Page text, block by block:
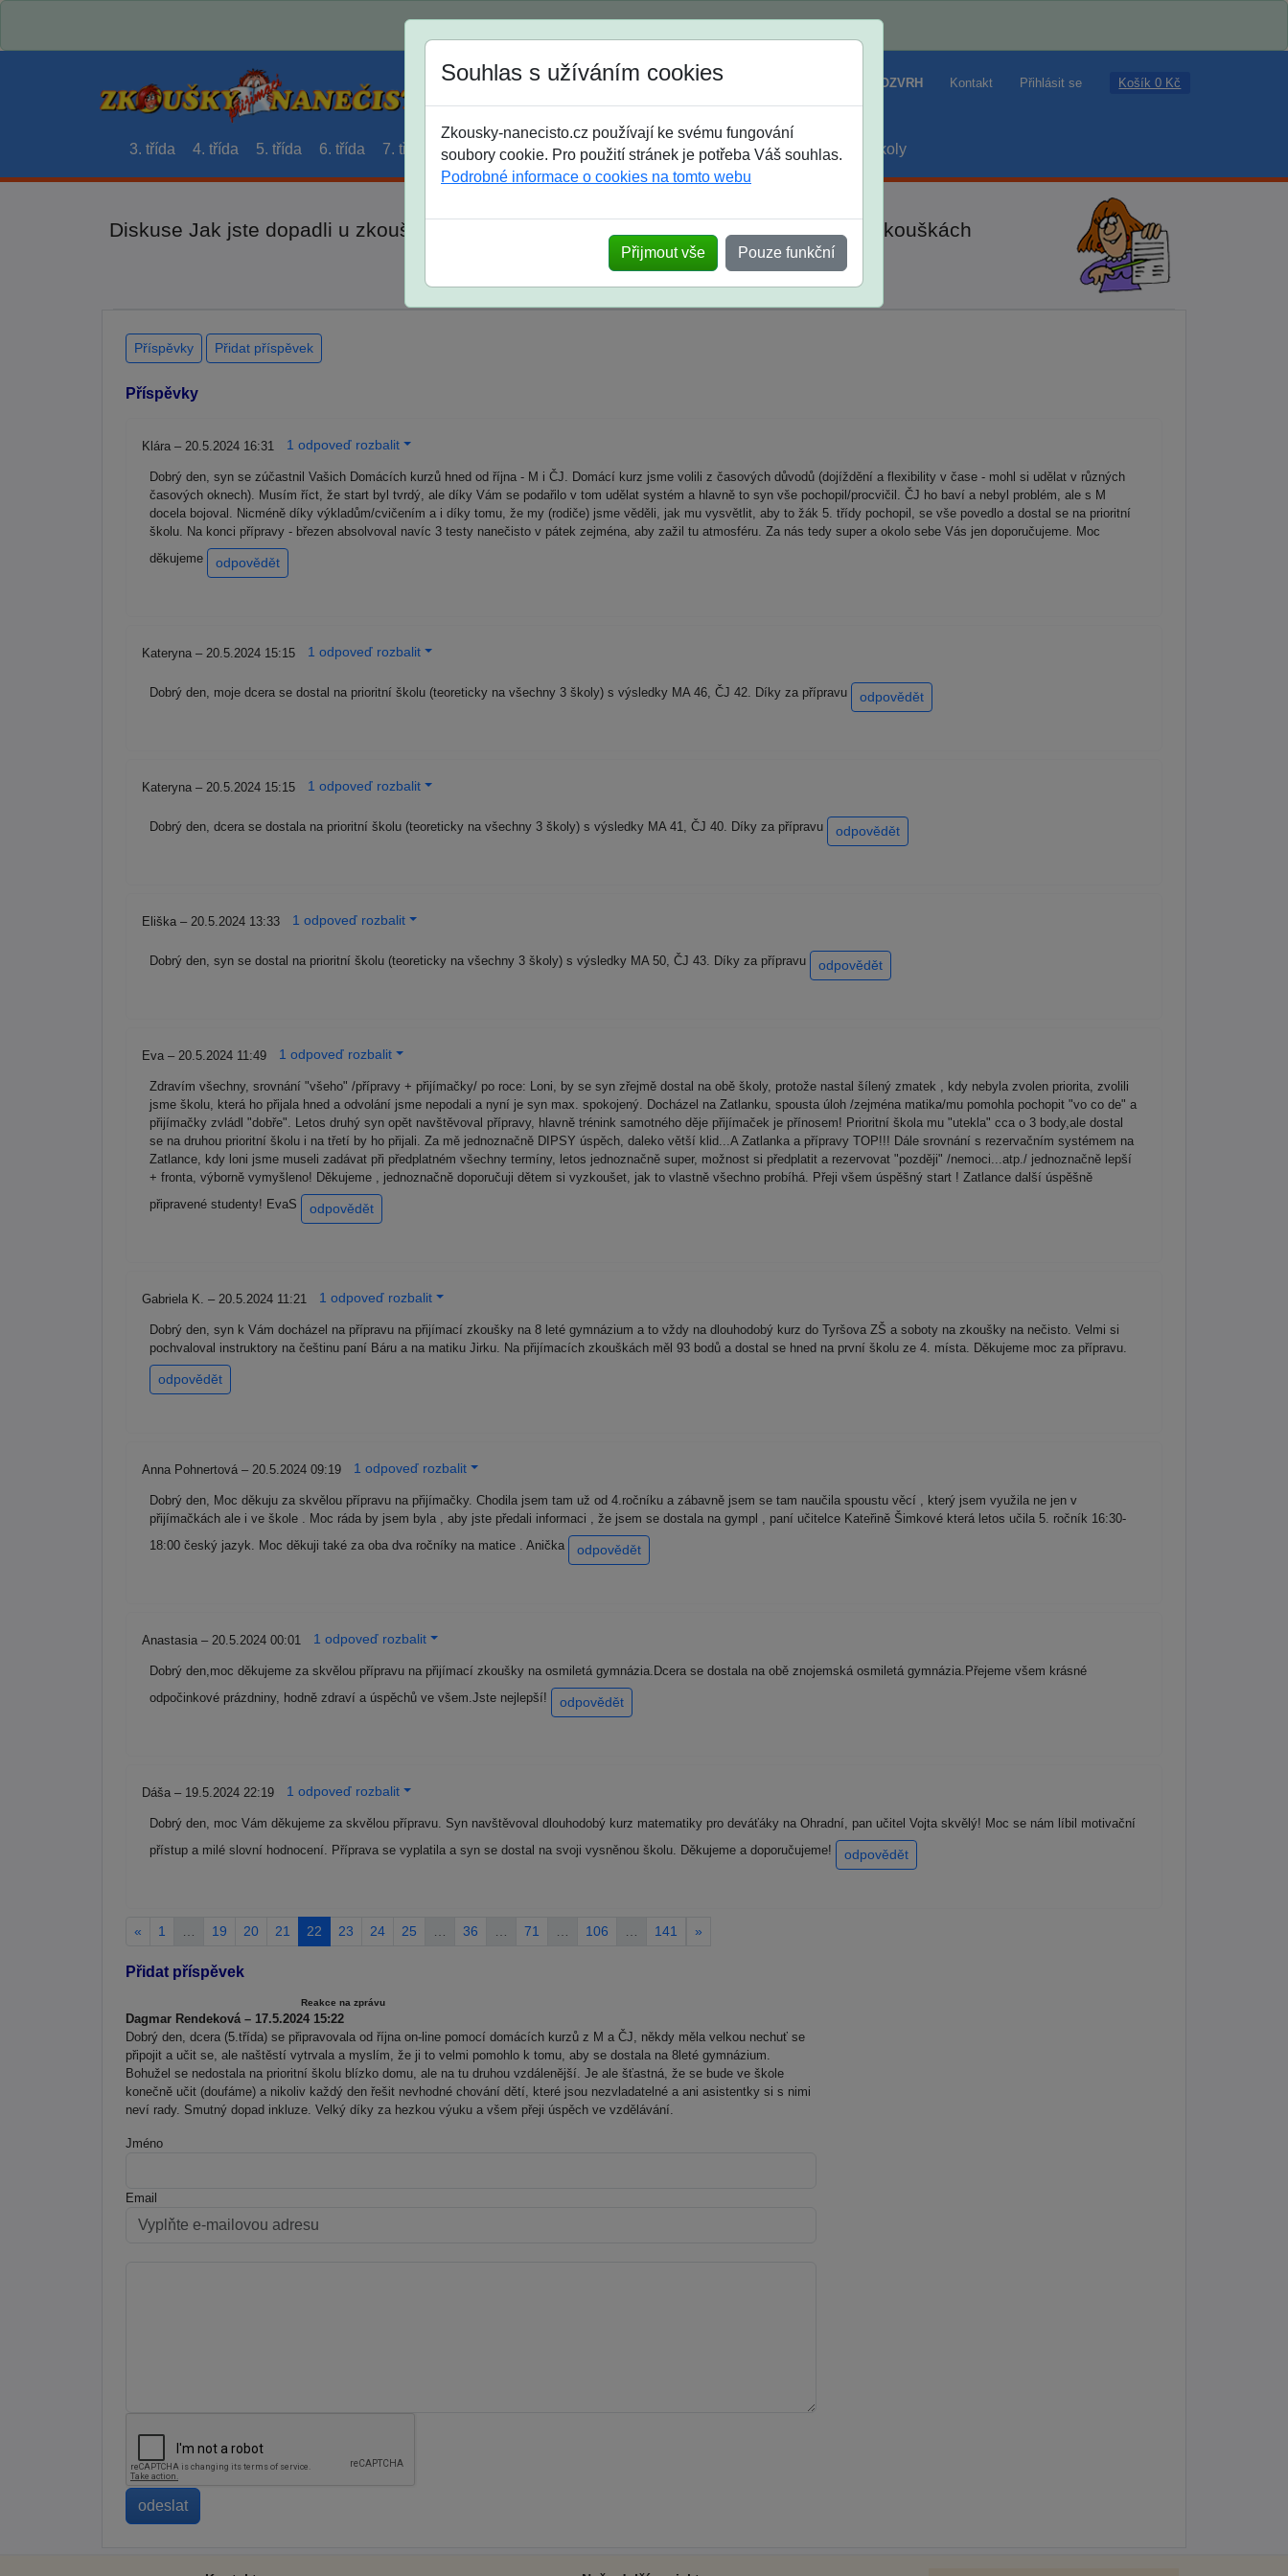
Jak si vybrat ROZVRH Kontakt Přihlásit se Košík 0 Kč
3. třída 4. třída 5. třída 6. třída 7. třída 8. třída 9. třída střední maturanti soutěže prázdniny školy
Diskuse Jak jste dopadli u zkoušek na SŠ? Vaše ohlasy po skutečných přijímacích zkouškách
Souhlas s užíváním cookies
Zkousky-nanecisto.cz používají ke svému fungování
soubory cookie. Pro použití stránek je potřeba Váš souhlas.
Podrobné informace o cookies na tomto webu
Přijmout vše Pouze funkční
Příspěvky Přidat příspěvek
Příspěvky
Klára – 20.5.2024 16:31 1 odpoveď rozbalit
Dobrý den, syn se zúčastnil Vašich Domácích kurzů hned od října - M i ČJ. Domácí kurz jsme volili z časových důvodů (dojíždění a flexibility v čase - mohl si udělat v různých
časových oknech). Musím říct, že start byl tvrdý, ale díky Vám se podařilo v tom udělat systém a hlavně to syn vše pochopil/procvičil. ČJ ho baví a nebyl problém, ale s M
docela bojoval. Nicméně díky výkladům/cvičením a i díky tomu, že my (rodiče) jsme věděli, jak mu vysvětlit, aby to žák 5. třídy pochopil, se vše povedlo a dostal se na prioritní
školu. Na konci přípravy - březen absolvoval navíc 3 testy nanečisto v pátek zejména, aby zažil tu atmosféru. Za nás tedy super a okolo sebe Vás jen doporučujeme. Moc
děkujeme
odpovědět
Kateryna – 20.5.2024 15:15 1 odpoveď rozbalit
Dobrý den, moje dcera se dostal na prioritní školu (teoreticky na všechny 3 školy) s výsledky MA 46, ČJ 42. Díky za přípravu odpovědět
Kateryna – 20.5.2024 15:15 1 odpoveď rozbalit
Dobrý den, dcera se dostala na prioritní školu (teoreticky na všechny 3 školy) s výsledky MA 41, ČJ 40. Díky za přípravu odpovědět
Eliška – 20.5.2024 13:33 1 odpoveď rozbalit
Dobrý den, syn se dostal na prioritní školu (teoreticky na všechny 3 školy) s výsledky MA 50, ČJ 43. Díky za přípravu odpovědět
Eva – 20.5.2024 11:49 1 odpoveď rozbalit
Zdravím všechny, srovnání "všeho" /přípravy + přijímačky/ po roce: Loni, by se syn zřejmě dostal na obě školy, protože nastal šílený zmatek , kdy nebyla zvolen priorita, zvolili
jsme školu, která ho přijala hned a odvolání jsme nepodali a nyní je syn max. spokojený. Docházel na Zatlanku, spousta úloh /zejména matika/mu pomohla pochopit "vo co de" a
přijímačky zvládl "dobře". Letos druhý syn opět navštěvoval přípravy, hlavně trénink samotného děje přijímaček je přínosem! Prioritní škola mu "utekla" cca o 3 body,ale dostal
se na druhou prioritní školu i na třetí by ho přijali. Za mě jednoznačně DIPSY úspěch, daleko větší klid...A Zatlanka a přípravy TOP!!! Dále srovnání s rezervačním systémem na
Zatlance, kdy loni jsme museli zadávat při předplatném všechny termíny, letos jednoznačně super, možnost si předplatit a rezervovat "později" /nemoci...atp./ jednoznačně lepší
+ fronta, výborně vymyšleno! Děkujeme , jednoznačně doporučuji dětem si vyzkoušet, jak to vlastně všechno probíhá. Přeji všem úspěšný start ! Zatlance další úspěšně
připravené studenty! EvaS
odpovědět
Gabriela K. – 20.5.2024 11:21 1 odpoveď rozbalit
Dobrý den, syn k Vám docházel na přípravu na přijímací zkoušky na 8 leté gymnázium a to vždy na dlouhodobý kurz do Tyršova ZŠ a soboty na zkoušky na nečisto. Velmi si
pochvaloval instruktory na češtinu paní Báru a na matiku Jirku. Na přijímacích zkouškách měl 93 bodů a dostal se hned na první školu ze 4. místa. Děkujeme moc za přípravu.
odpovědět
Anna Pohnertová – 20.5.2024 09:19 1 odpoveď rozbalit
Dobrý den, Moc děkuju za skvělou přípravu na přijímačky. Chodila jsem tam už od 4.ročníku a zábavně jsem se tam naučila spoustu věcí , který jsem využila ne jen v
přijímačkách ale i ve škole . Moc ráda by jsem byla , aby jste předali informaci , že jsem se dostala na gympl , paní učitelce Kateřině Šimkové která letos učila 5. ročník 16:30-
18:00 český jazyk. Moc děkuji také za oba dva ročníky na matice . Anička
odpovědět
Anastasia – 20.5.2024 00:01 1 odpoveď rozbalit
Dobrý den,moc děkujeme za skvělou přípravu na přijímací zkoušky na osmiletá gymnázia.Dcera se dostala na obě znojemská osmiletá gymnázia.Přejeme všem krásné
odpočinkové prázdniny, hodně zdraví a úspěchů ve všem.Jste nejlepší!
odpovědět
Dáša – 19.5.2024 22:19 1 odpoveď rozbalit
Dobrý den, moc Vám děkujeme za skvělou přípravu. Syn navštěvoval dlouhodobý kurz matematiky pro deváťáky na Ohradní, pan učitel Vojta skvělý! Moc se nám líbil motivační
přístup a milé slovní hodnocení. Příprava se vyplatila a syn se dostal na svoji vysněnou školu. Děkujeme a doporučujeme!
odpovědět
« 1 19 20 21 22 23 24 25 36 71 106 141 »
Přidat příspěvek
Reakce na zprávu
Dagmar Rendeková – 17.5.2024 15:22
Dobrý den, dcera (5.třída) se připravovala od října on-line pomocí domácích kurzů z M a ČJ, někdy měla velkou nechuť se
připojit a učit se, ale naštěstí vytrvala a myslím, že ji to velmi pomohlo k tomu, aby se dostala na 8leté gymnázium.
Bohužel se nedostala na prioritní školu blízko domu, ale na tu druhou vzdálenější. Je ale šťastná, že se bude ve škole
konečně učit (doufáme) a nikoliv každý den řešit nevhodné chování dětí, které jsou nezvladatelné a ani asistentky si s nimi
neví rady. Smutný dopad inkluze. Velký díky za hezkou výuku a všem přeji úspěch ve vzdělávání.
Jméno
Email